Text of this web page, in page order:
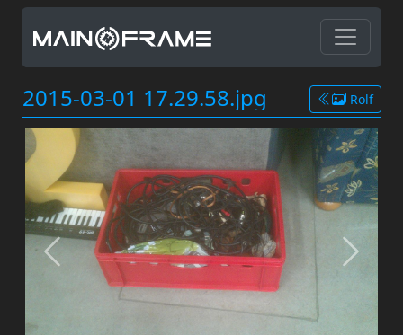
2015-03-01 17.29.58.jpg Rolf